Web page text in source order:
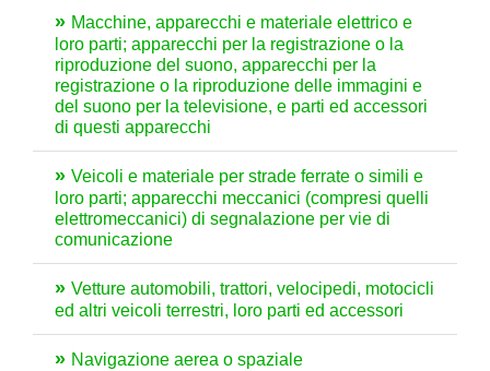
Macchine, apparecchi e materiale elettrico e
loro parti; apparecchi per la registrazione o la
riproduzione del suono, apparecchi per la
registrazione o la riproduzione delle immagini e
del suono per la televisione, e parti ed accessori
di questi apparecchi
Veicoli e materiale per strade ferrate o simili e
loro parti; apparecchi meccanici (compresi quelli
elettromeccanici) di segnalazione per vie di
comunicazione
Vetture automobili, trattori, velocipedi, motocicli
ed altri veicoli terrestri, loro parti ed accessori
Navigazione aerea o spaziale